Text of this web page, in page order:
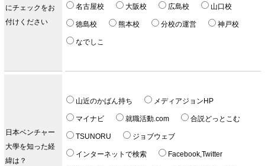
にチェックをお
付けください
名古屋校 大阪校 広島校 山口校
徳島校 熊本校 分校の運営 神戸校
なでしこ
日本ベンチャー
大學を知った経
緯は？
山近のかばん持ち メディアジョンHP
マイナビ 就職活動.com 合説どっとこむ
TSUNORU ジョブウェブ
インターネットで検索 Facebook,Twitter